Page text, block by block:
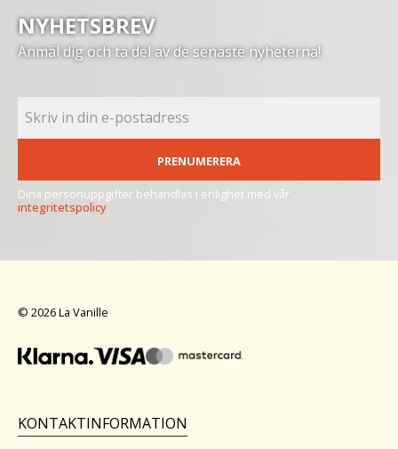
NYHETSBREV
Anmäl dig och ta del av de senaste nyheterna!
PRENUMERERA
Dina personuppgifter behandlas i enlighet med vår
integritetspolicy.
© 2026 La Vanille
KONTAKTINFORMATION